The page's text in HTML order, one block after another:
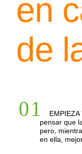
en
de
01
pensar que
pero,
en ella,